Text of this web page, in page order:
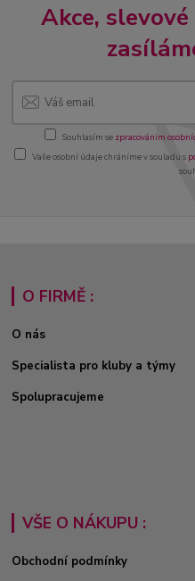
Akce,
Souhlasím se zpracováním
Vaše osobní údaje chráníme v souladu s
O FIRMĚ :
O nás
Specialista pro kluby a týmy
Spolupracujeme
VŠE O NÁKUPU :
Obchodní podmínky